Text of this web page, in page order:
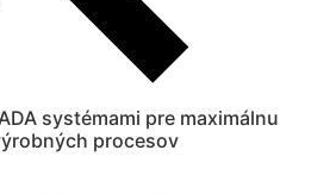
systémami pre maximálnu
procesov